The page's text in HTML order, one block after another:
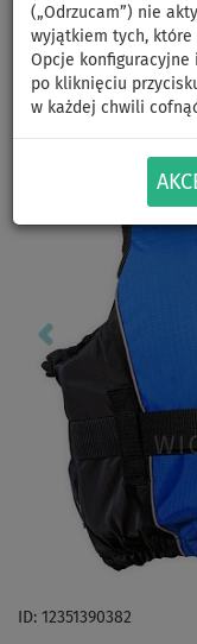
(„Odrzucam”) nie
wyjątkiem tych, które
Opcje konfiguracyjne
po kliknięciu
w każdej chwili
Previous
ID: 12351390382